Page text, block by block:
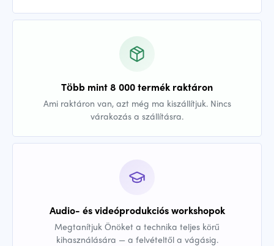
Több mint 8 000 termék raktáron
Ami raktáron van, azt még ma kiszállítjuk. Nincs
várakozás a szállításra.
Audio- és videóprodukciós workshopok
Megtanítjuk Önöket a technika teljes körű
kihasználására — a felvételtől a vágásig.